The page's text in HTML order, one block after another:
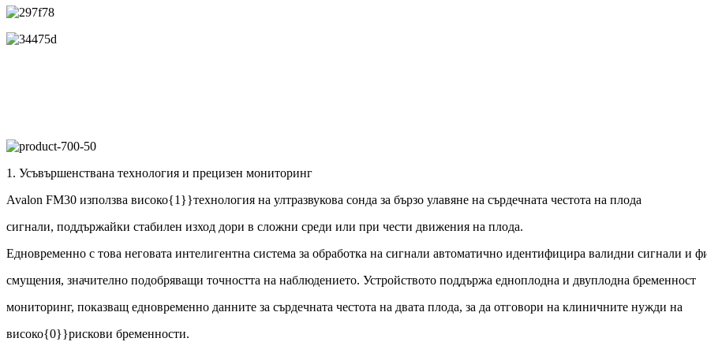
1. Усъвършенствана технология и прецизен мониторинг
Avalon FM30 използва високо{1}}технология на ултразвукова сонда за бързо улавяне на сърдечната честота на плода
сигнали, поддържайки стабилен изход дори в сложни среди или при чести движения на плода.
Едновременно с това неговата интелигентна система за обработка на сигнали автоматично идентифицира валидни сигнали и
смущения, значително подобряващи точността на наблюдението. Устройството поддържа едноплодна и двуплодна бременност
мониторинг, показващ едновременно данните за сърдечната честота на двата плода, за да отговори на клиничните нужди на
високо{0}}рискови бременности.